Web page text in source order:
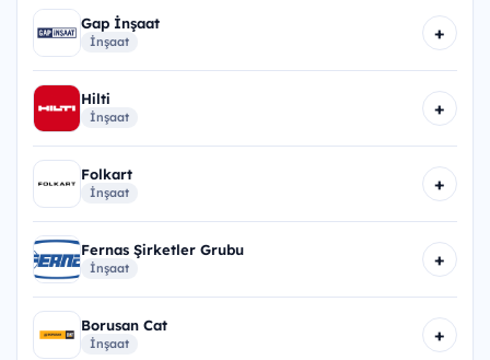
Gap İnşaat
İnşaat +
Hilti
İnşaat +
Folkart
İnşaat +
Fernas Şirketler Grubu
İnşaat +
Borusan Cat
İnşaat +